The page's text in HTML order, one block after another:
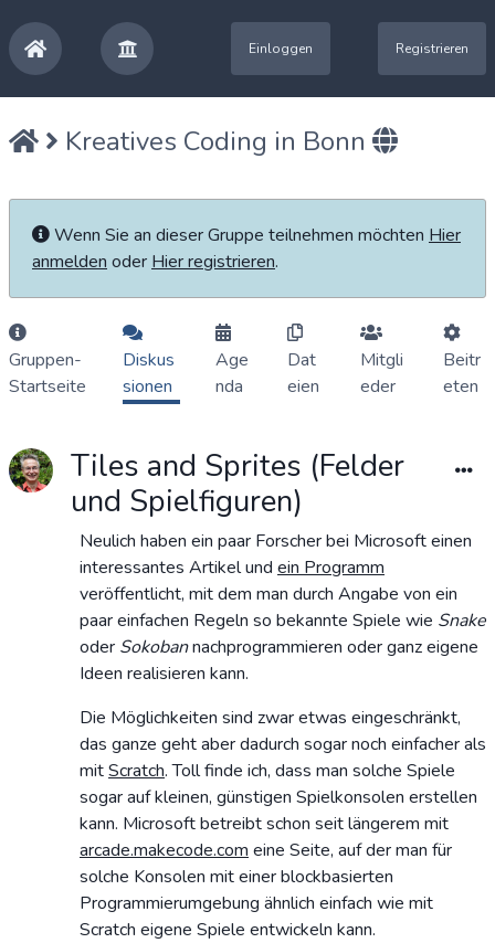
Einloggen Registrieren
Kreatives Coding in Bonn
Wenn Sie an dieser Gruppe teilnehmen möchten Hier
anmelden oder Hier registrieren.
Gruppen-
Startseite
Diskus
sionen
Age
nda
Dat
eien
Mitgli
eder
Beitr
eten
Tiles and Sprites (Felder
und Spielfiguren)
Neulich haben ein paar Forscher bei Microsoft einen
interessantes Artikel und ein Programm
veröffentlicht, mit dem man durch Angabe von ein
paar einfachen Regeln so bekannte Spiele wie Snake
oder Sokobannachprogrammieren oder ganz eigene
Ideen realisieren kann.
Die Möglichkeiten sind zwar etwas eingeschränkt,
das ganze geht aber dadurch sogar noch einfacher als
mitScratch. Toll finde ich, dass man solche Spiele
sogar auf kleinen, günstigen Spielkonsolen erstellen
kann. Microsoft betreibt schon seit längerem mit
arcade.makecode.com eine Seite, auf der man für
solche Konsolen mit einer blockbasierten
Programmierumgebung ähnlich einfach wie mit
Scratch eigene Spiele entwickeln kann.